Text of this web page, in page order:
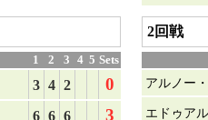
1 2 3 4 5 Sets
3 4 2 0
6 6 6 3
2回戦
アルノー
エドゥア